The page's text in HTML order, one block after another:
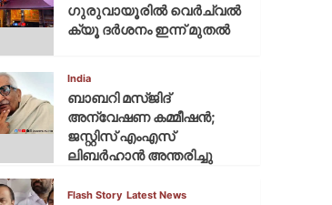
ഗുരുവായൂരില്‍ വെര്‍ച്വല്‍
ക്യൂ ദര്‍ശനം ഇന്ന് മുതല്‍
India
ബാബറി മസ്ജിദ്
അന്വേഷണ കമ്മീഷന്‍;
ജസ്റ്റിസ് എംഎസ്
ലിബര്‍ഹാന്‍ അന്തരിച്ചു
Flash Story Latest News